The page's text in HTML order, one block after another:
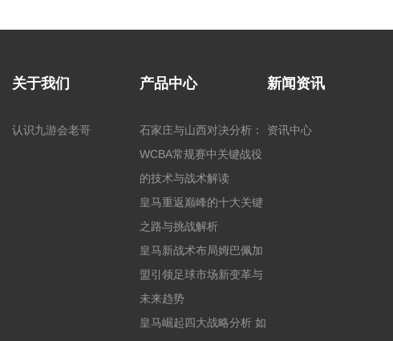
关于我们
认识九游会老哥
产品中心
石家庄与山西对决分析：
WCBA常规赛中关键战役
的技术与战术解读
皇马重返巅峰的十大关键
之路与挑战解析
皇马新战术布局姆巴佩加
盟引领足球市场新变革与
未来趋势
皇马崛起四大战略分析 如
新闻资讯
资讯中心